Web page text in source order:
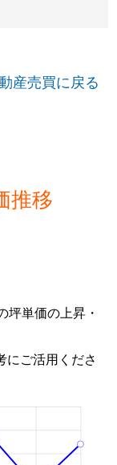
産売買に戻る
推移
坪単価の上昇・
にご活用くださ